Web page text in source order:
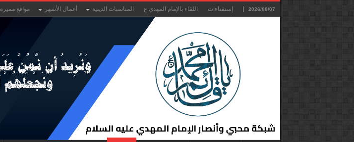
2026/08/07 إستفتاءات اللقاء بالإمام المهدي ع المناسبات الدينية أعمال الأشهر مواقع مميزة